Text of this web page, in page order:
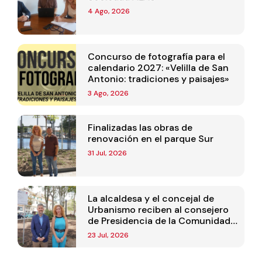
4 Ago, 2026
Concurso de fotografía para el
calendario 2027: «Velilla de San
Antonio: tradiciones y paisajes»
3 Ago, 2026
Finalizadas las obras de
renovación en el parque Sur
31 Jul, 2026
La alcaldesa y el concejal de
Urbanismo reciben al consejero
de Presidencia de la Comunidad
de Madrid
23 Jul, 2026